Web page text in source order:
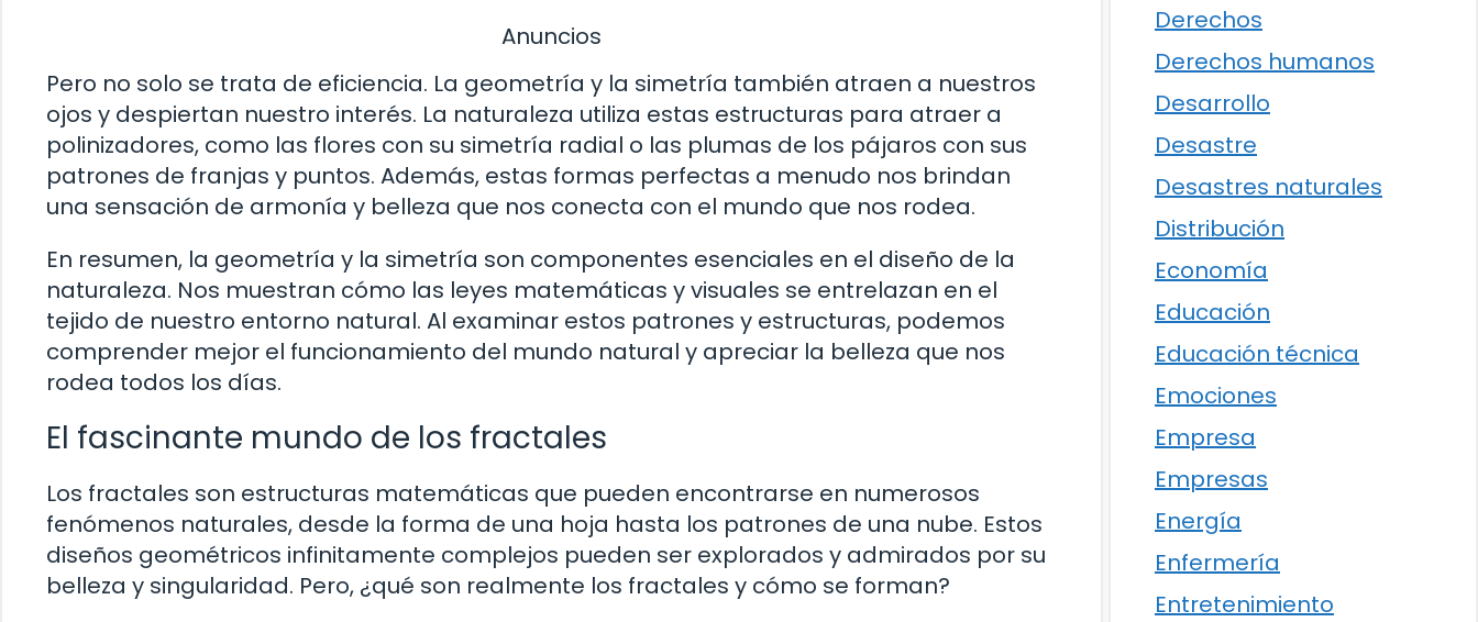
Anuncios
Pero no solo se trata de eficiencia. La geometría y la simetría también atraen a nuestros
ojos y despiertan nuestro interés. La naturaleza utiliza estas estructuras para atraer a
polinizadores, como las flores con su simetría radial o las plumas de los pájaros con sus
patrones de franjas y puntos. Además, estas formas perfectas a menudo nos brindan
una sensación de armonía y belleza que nos conecta con el mundo que nos rodea.
En resumen, la geometría y la simetría son componentes esenciales en el diseño de la
naturaleza. Nos muestran cómo las leyes matemáticas y visuales se entrelazan en el
tejido de nuestro entorno natural. Al examinar estos patrones y estructuras, podemos
comprender mejor el funcionamiento del mundo natural y apreciar la belleza que nos
rodea todos los días.
El fascinante mundo de los fractales
Los fractales son estructuras matemáticas que pueden encontrarse en numerosos
fenómenos naturales, desde la forma de una hoja hasta los patrones de una nube. Estos
diseños geométricos infinitamente complejos pueden ser explorados y admirados por su
belleza y singularidad. Pero, ¿qué son realmente los fractales y cómo se forman?
Derechos
Derechos humanos
Desarrollo
Desastre
Desastres naturales
Distribución
Economía
Educación
Educación técnica
Emociones
Empresa
Empresas
Energía
Enfermería
Entretenimiento